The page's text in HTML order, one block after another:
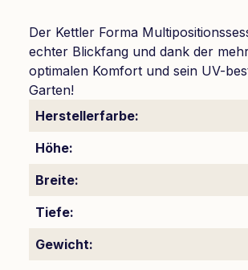
Der Kettler Forma
echter Blickfang und dank der
optimalen Komfort und sein UV-
Garten!
Herstellerfarbe:
Höhe:
Breite:
Tiefe:
Gewicht: